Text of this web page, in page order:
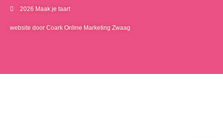
2026 Maak je taart
website door Coark Online Marketing Zwaag